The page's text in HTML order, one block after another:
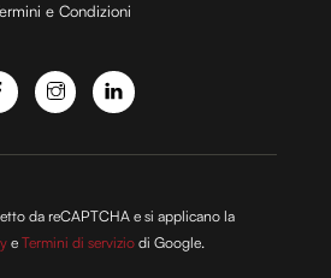
o
e Condizioni
da reCAPTCHA e si applicano la
eTermini di servizio di Google.